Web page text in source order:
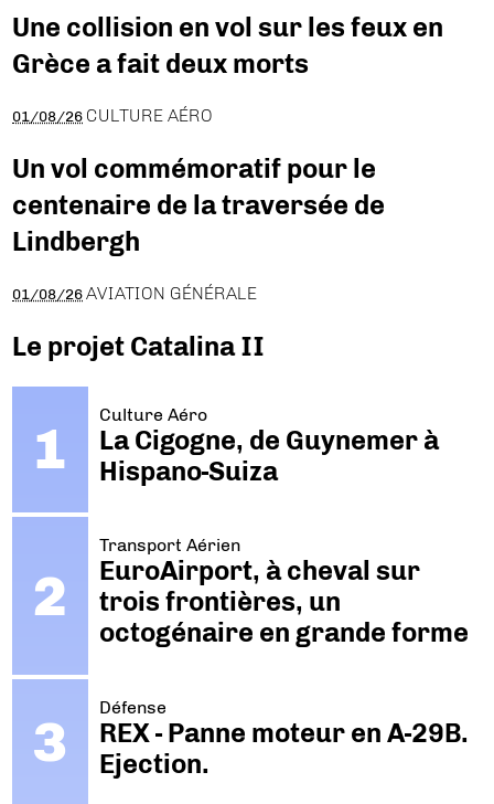
Une collision en vol sur les feux en
Grèce a fait deux morts
01/08/26 CULTURE AÉRO
Un vol commémoratif pour le
centenaire de la traversée de
Lindbergh
01/08/26 AVIATION GÉNÉRALE
Le projet Catalina II
Culture Aéro
La Cigogne, de Guynemer à
Hispano-Suiza
Transport Aérien
EuroAirport, à cheval sur
trois frontières, un
octogénaire en grande forme
Défense
REX - Panne moteur en A-29B.
Ejection.